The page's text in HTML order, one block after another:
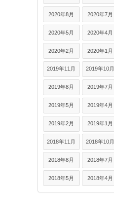
2020年8月 2020年7月
2020年5月 2020年4月
2020年2月 2020年1月
2019年11月 2019年10月
2019年8月 2019年7月
2019年5月 2019年4月
2019年2月 2019年1月
2018年11月 2018年10月
2018年8月 2018年7月
2018年5月 2018年4月